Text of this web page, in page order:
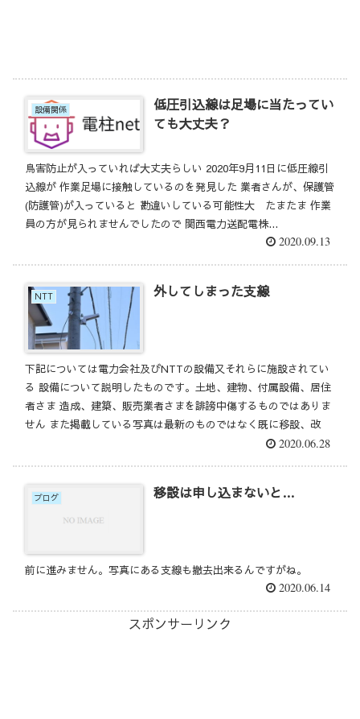
設備関係
低圧引込線は足場に当たってい
ても大丈夫？
鳥害防止が入っていれば大丈夫らしい 2020年9月11日に低圧線引
込線が 作業足場に接触しているのを発見した 業者さんが、保護管
(防護管)が入っていると 勘違いしている可能性大 たまたま 作業
員の方が見られませんでしたので 関西電力送配電株...
2020.09.13
NTT 外してしまった支線
下記については電力会社及びNTTの設備又それらに施設されてい
る 設備について説明したものです。土地、建物、付属設備、居住
者さま 造成、建築、販売業者さまを誹謗中傷するものではありま
せん また掲載している写真は最新のものではなく既に移設、改
2020.06.28
ブログ 移設は申し込まないと…
前に進みません。写真にある支線も撤去出来るんですがね。
2020.06.14
スポンサーリンク